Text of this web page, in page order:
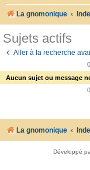
La gnomonique
Sujets actifs
Aller à la recherche
Aucun sujet ou message
La gnomonique
Développé